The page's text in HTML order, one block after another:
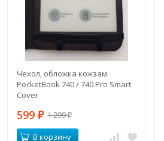
Чехол, обложка кожзам
PocketBook 740 / 740 Pro Smart
Cover
599₽ 1 299₽
В корзину